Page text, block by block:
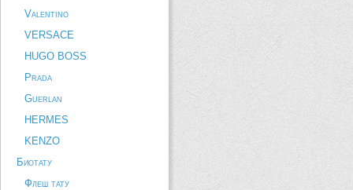
Valentino
VERSACE
HUGO BOSS
Prada
Guerlan
HERMES
KENZO
Биотату
Флеш тату